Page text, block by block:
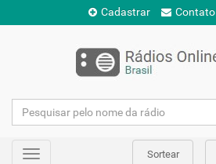
Cadastrar Contato
Toggle
Sortear